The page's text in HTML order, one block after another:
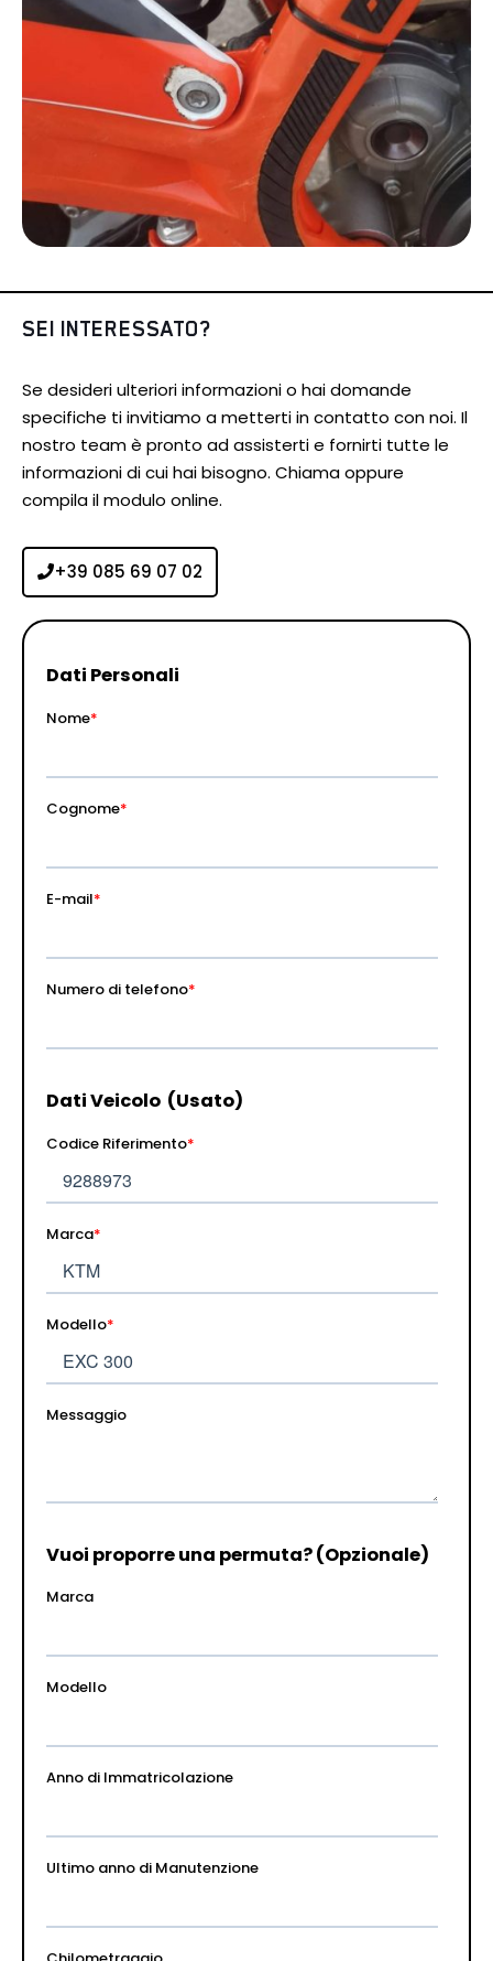
SEI INTERESSATO?
Se desideri ulteriori informazioni o hai domande
specifiche ti invitiamo a metterti in contatto con noi. Il
nostro team è pronto ad assisterti e fornirti tutte le
informazioni di cui hai bisogno. Chiama oppure
compila il modulo online.
+39 085 69 07 02